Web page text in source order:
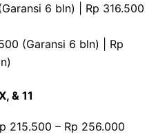
6 bln) | Rp 316.500
(Garansi 6 bln) | Rp
& 11
215.500 – Rp 256.000